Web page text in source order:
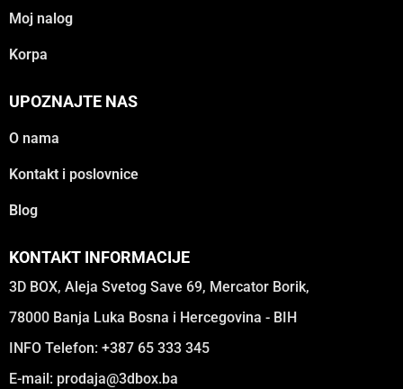
Moj nalog
Korpa
UPOZNAJTE NAS
O nama
Kontakt i poslovnice
Blog
KONTAKT INFORMACIJE
3D BOX, Aleja Svetog Save 69, Mercator Borik,
78000 Banja Luka Bosna i Hercegovina - BIH
INFO Telefon: +387 65 333 345
E-mail: prodaja@3dbox.ba